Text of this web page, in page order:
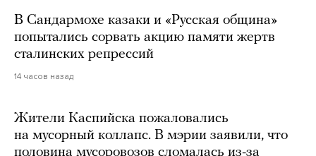
В Сандармохе казаки и «Русская община»
попытались сорвать акцию памяти жертв
сталинских репрессий
14 часов назад
Жители Каспийска пожаловались
на мусорный коллапс. В мэрии заявили, что
половина мусоровозов сломалась из-за